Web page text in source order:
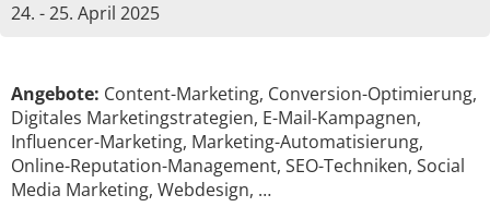
24. - 25. April 2025
Angebote: Content-Marketing, Conversion-Optimierung,
Digitales Marketingstrategien, E-Mail-Kampagnen,
Influencer-Marketing, Marketing-Automatisierung,
Online-Reputation-Management, SEO-Techniken, Social
Media Marketing, Webdesign, …